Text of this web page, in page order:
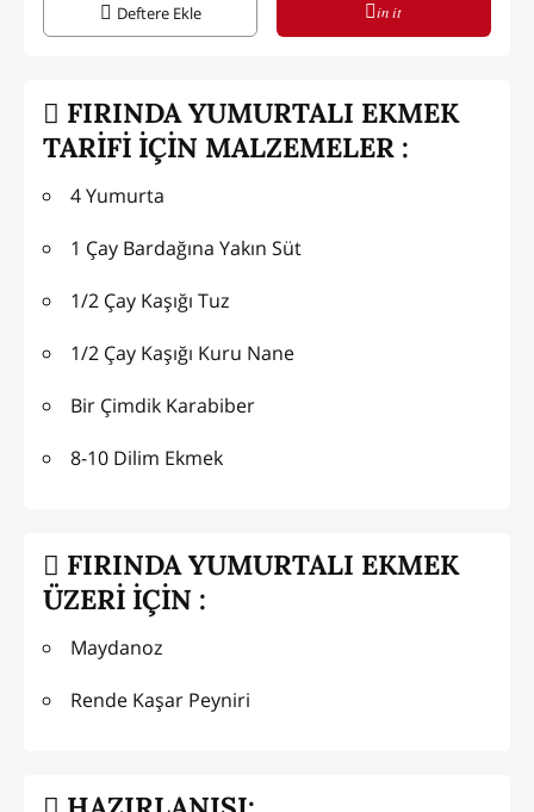
Deftere Ekle in it
FIRINDA YUMURTALI EKMEK
TARİFİ İÇİN MALZEMELER :
4 Yumurta
1 Çay Bardağına Yakın Süt
1/2 Çay Kaşığı Tuz
1/2 Çay Kaşığı Kuru Nane
Bir Çimdik Karabiber
8-10 Dilim Ekmek
FIRINDA YUMURTALI EKMEK
ÜZERİ İÇİN :
Maydanoz
Rende Kaşar Peyniri